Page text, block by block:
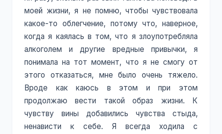
моей жизни, я не помню, чтобы чувствовала
какое-то облегчение, потому что, наверное,
когда я каялась в том, что я злоупотребляла
алкоголем и другие вредные привычки, я
понимала на тот момент, что я не смогу от
этого отказаться, мне было очень тяжело.
Вроде как каюсь в этом и при этом
продолжаю вести такой образ жизни. К
чувству вины добавились чувства стыда,
ненависти к себе. Я всегда ходила с